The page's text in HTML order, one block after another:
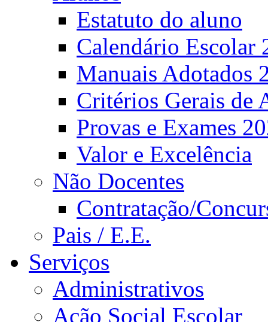
Estatuto do aluno
Calendário Escolar
Manuais Adotados
Critérios Gerais de
Provas e Exames
Valor e Excelência
Não Docentes
Contratação/
Pais / E.E.
Serviços
Administrativos
Ação Social Escolar